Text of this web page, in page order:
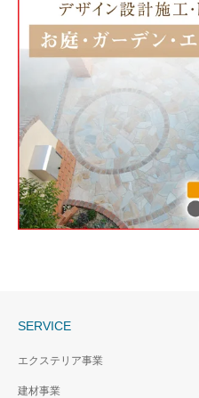
SERVICE
エクステリア事業
建材事業